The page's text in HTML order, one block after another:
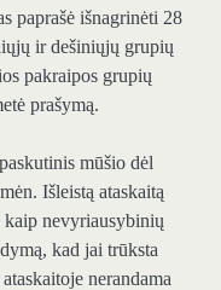
paprašė išnagrinėti 28
ir dešiniųjų grupių
pakraipos grupių
prašymą.
mūšio dėl
Išleistą ataskaitą
kaip nevyriausybinių
kad jai trūksta
nerandama